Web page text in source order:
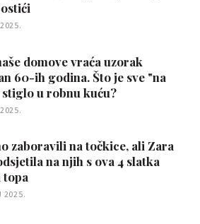
domove vraća uzorak
60-ih godina. Što je sve "na
u robnu kuću?
zaboravili na točkice, ali Zara
na njih s ova 4 slatka
topa
2025.